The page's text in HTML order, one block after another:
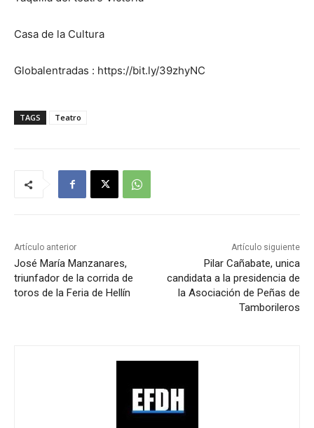
Casa de la Cultura
Globalentradas : https://bit.ly/39zhyNC
TAGS Teatro
Artículo anterior
José María Manzanares,
triunfador de la corrida de
toros de la Feria de Hellín
Artículo siguiente
Pilar Cañabate, unica
candidata a la presidencia de
la Asociación de Peñas de
Tamborileros